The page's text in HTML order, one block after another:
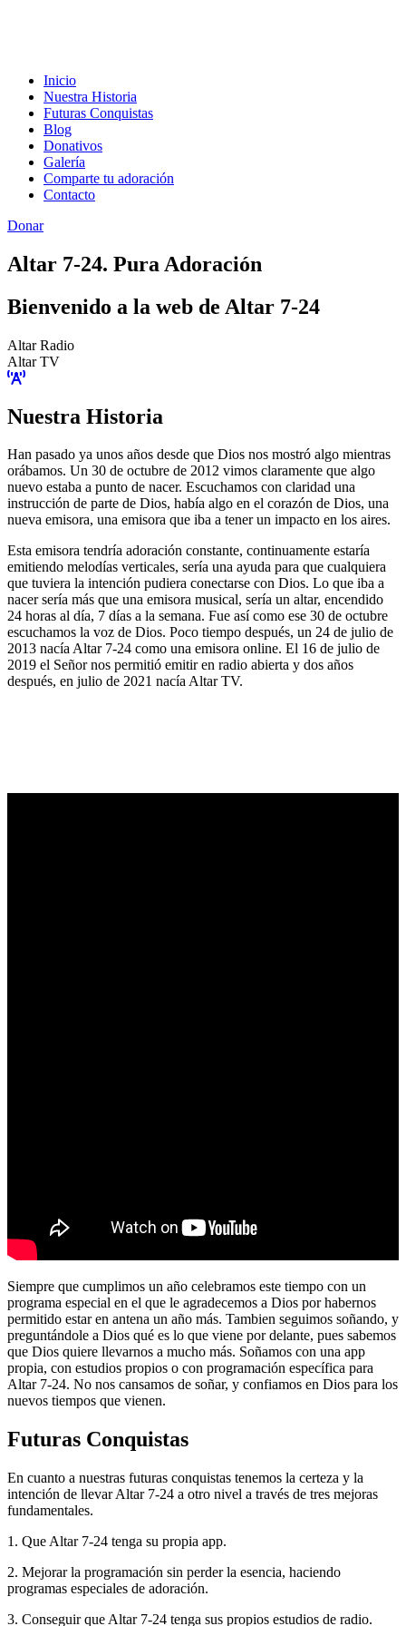
Inicio
Nuestra Historia
Futuras Conquistas
Blog
Donativos
Galería
Comparte tu adoración
Contacto
Donar
Altar 7-24. Pura Adoración
Bienvenido a la web de Altar 7-24
Altar Radio
Altar TV
Nuestra Historia
Han pasado ya unos años desde que Dios nos mostró algo mientras
orábamos. Un 30 de octubre de 2012 vimos claramente que algo
nuevo estaba a punto de nacer. Escuchamos con claridad una
instrucción de parte de Dios, había algo en el corazón de Dios, una
nueva emisora, una emisora que iba a tener un impacto en los aires.
Esta emisora tendría adoración constante, continuamente estaría
emitiendo melodías verticales, sería una ayuda para que cualquiera
que tuviera la intención pudiera conectarse con Dios. Lo que iba a
nacer sería más que una emisora musical, sería un altar, encendido
24 horas al día, 7 días a la semana. Fue así como ese 30 de octubre
escuchamos la voz de Dios. Poco tiempo después, un 24 de julio de
2013 nacía Altar 7-24 como una emisora online. El 16 de julio de
2019 el Señor nos permitió emitir en radio abierta y dos años
después, en julio de 2021 nacía Altar TV.
Siempre que cumplimos un año celebramos este tiempo con un
programa especial en el que le agradecemos a Dios por habernos
permitido estar en antena un año más. Tambien seguimos soñando, y
preguntándole a Dios qué es lo que viene por delante, pues sabemos
que Dios quiere llevarnos a mucho más. Soñamos con una app
propia, con estudios propios o con programación específica para
Altar 7-24. No nos cansamos de soñar, y confiamos en Dios para los
nuevos tiempos que vienen.
Futuras Conquistas
En cuanto a nuestras futuras conquistas tenemos la certeza y la
intención de llevar Altar 7-24 a otro nivel a través de tres mejoras
fundamentales.
1. Que Altar 7-24 tenga su propia app.
2. Mejorar la programación sin perder la esencia, haciendo
programas especiales de adoración.
3. Conseguir que Altar 7-24 tenga sus propios estudios de radio.